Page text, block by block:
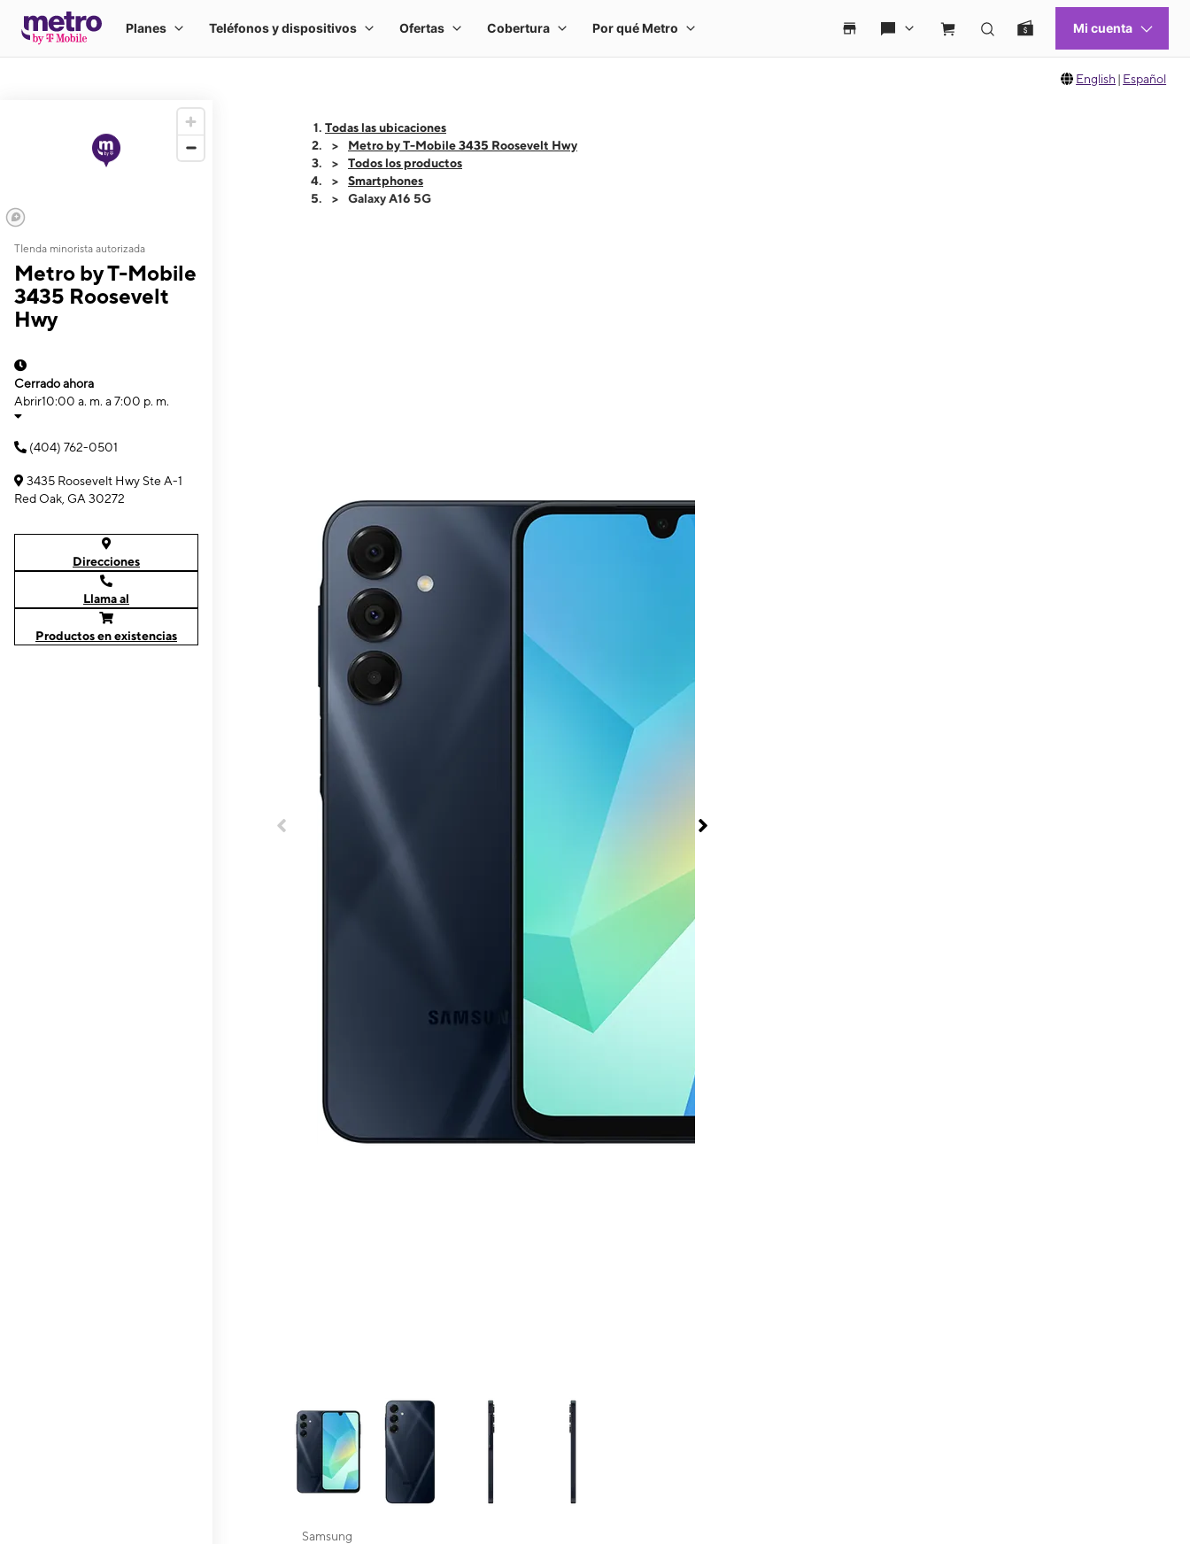
English | Español
TIenda minorista autorizada
Metro by T-Mobile
3435 Roosevelt
Hwy
Cerrado ahora
Abrir10:00 a. m. a 7:00 p. m.
(404) 762-0501
3435 Roosevelt Hwy Ste A-1
Red Oak, GA 30272
Direcciones
Llama al
Productos en existencias
Todas las ubicaciones
Metro by T-Mobile 3435 Roosevelt Hwy
Todos los productos
Smartphones
Galaxy A16 5G
This carousel contains a column of small thumbnails. Selecting a thumbnail will change the main image in the carousel that follows. Use the Previous and Next
Samsung